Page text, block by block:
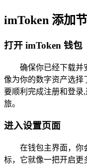
imToken 添加
打开 imToken 钱包
确保你已经下载并
像为你的数字资产选择
要顺利完成注册和登录
旅。
进入设置页面
在钱包主界面，你
标，它就像一把开启更